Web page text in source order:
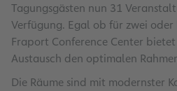
Tagungsgästen nun 31
Verfügung. Egal ob für zwei oder
Fraport Conference Center
Austausch den optimalen
Die Räume sind mit modernster